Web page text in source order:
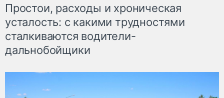
Простои, расходы и хроническая
усталость: с какими трудностями
сталкиваются водители-
дальнобойщики